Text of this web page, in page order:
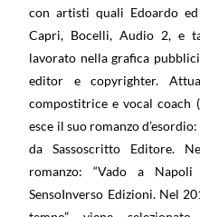
con artisti quali Edoardo
Capri, Bocelli, Audio 2, e
lavorato nella grafica
editor e copyrighter.
compostitrice e vocal coach
esce il suo romanzo
da Sassoscritto Editore.
romanzo: “Vado a
SensoInverso Edizioni. Nel